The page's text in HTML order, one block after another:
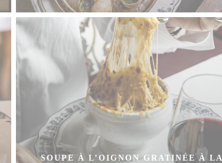
SOUPE À L’OIGNON GRATINÉE À LA